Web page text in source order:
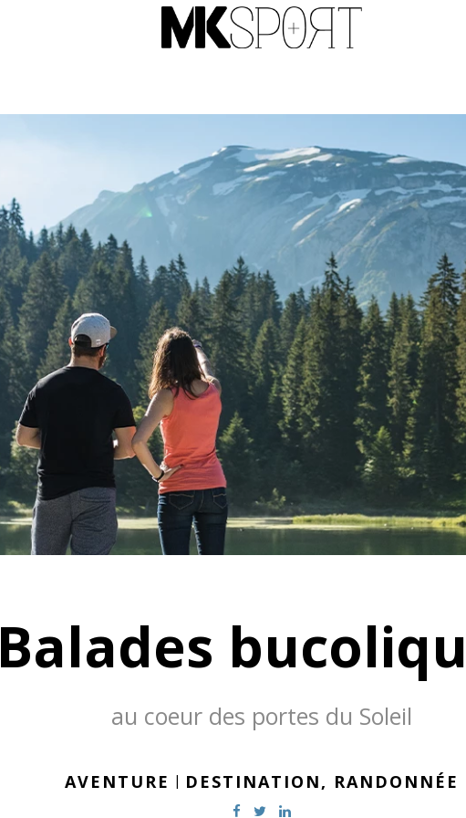
Balades
au coeur des portes du Soleil
AVENTURE | DESTINATION, RANDONNÉE